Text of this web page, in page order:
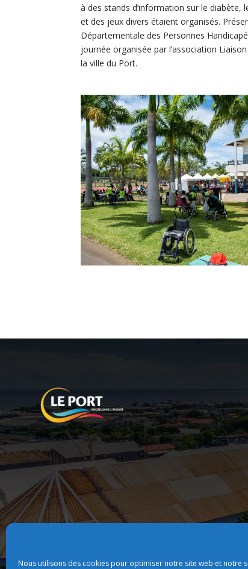
Nous utilisons des cookies pour optimiser notre site web et notre
à des stands d’information sur le diabète,
et des jeux divers étaient organisés.
Départementale des Personnes
journée organisée par l’association
la ville du Port.